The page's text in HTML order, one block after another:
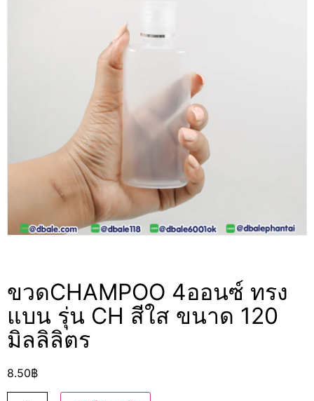
ขวดCHAMPOO 4ออนซ์ ทรง
แบน รุ่น CH สีใส ขนาด 120
มิลลิลิตร
8.50฿